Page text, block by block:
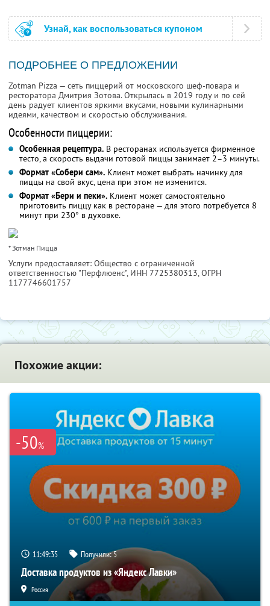
Узнай, как воспользоваться купоном
ПОДРОБНЕЕ О ПРЕДЛОЖЕНИИ
Zotman Pizza — сеть пиццерий от московского шеф-повара и
ресторатора Дмитрия Зотова. Открылась в 2019 году и по сей
день радует клиентов яркими вкусами, новыми кулинарными
идеями, качеством и скоростью обслуживания.
Особенности пиццерии:
Особенная рецептура. В ресторанах используется фирменное
тесто, а скорость выдачи готовой пиццы занимает 2–3 минуты.
Формат «Собери сам». Клиент может выбрать начинку для
пиццы на свой вкус, цена при этом не изменится.
Формат «Бери и пеки». Клиент может самостоятельно
приготовить пиццу как в ресторане — для этого потребуется 8
минут при 230° в духовке.
* Зотман Пицца
Услуги предоставляет: Общество с ограниченной
ответственностью "Перфлюенс", ИНН 7725380313, ОГРН
1177746601757
Похожие акции:
-50%
11:49:35 Получили:5
Доставка продуктов из «Яндекс Лавки»
Россия